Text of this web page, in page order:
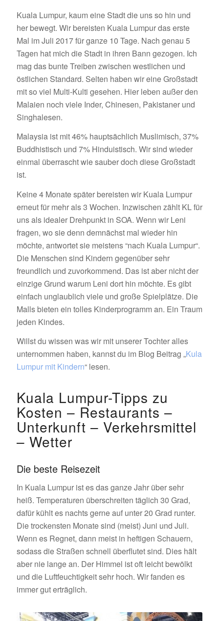
Kuala Lumpur, kaum eine Stadt die uns so hin und
her bewegt. Wir bereisten Kuala Lumpur das erste
Mal im Juli 2017 für ganze 10 Tage. Nach genau 5
Tagen hat mich die Stadt in ihren Bann gezogen. Ich
mag das bunte Treiben zwischen westlichen und
östlichen Standard. Selten haben wir eine Großstadt
mit so viel Multi-Kulti gesehen. Hier leben außer den
Malaien noch viele Inder, Chinesen, Pakistaner und
Singhalesen.
Malaysia ist mit 46% hauptsächlich Muslimisch, 37%
Buddhistisch und 7% Hinduistisch. Wir sind wieder
einmal überrascht wie sauber doch diese Großstadt
ist.
Keine 4 Monate später bereisten wir Kuala Lumpur
erneut für mehr als 3 Wochen. Inzwischen zählt KL für
uns als idealer Drehpunkt in SOA. Wenn wir Leni
fragen, wo sie denn demnächst mal wieder hin
möchte, antwortet sie meistens “nach Kuala Lumpur“.
Die Menschen sind Kindern gegenüber sehr
freundlich und zuvorkommend. Das ist aber nicht der
einzige Grund warum Leni dort hin möchte. Es gibt
einfach unglaublich viele und große Spielplätze. Die
Malls bieten ein tolles Kinderprogramm an. Ein Traum
jeden Kindes.
Willst du wissen was wir mit unserer Tochter alles
unternommen haben, kannst du im Blog Beitrag „Kula
Lumpur mit Kindern“ lesen.
Kuala Lumpur-Tipps zu
Kosten – Restaurants –
Unterkunft – Verkehrsmittel
– Wetter
Die beste Reisezeit
In Kuala Lumpur ist es das ganze Jahr über sehr
heiß. Temperaturen überschreiten täglich 30 Grad,
dafür kühlt es nachts gerne auf unter 20 Grad runter.
Die trockensten Monate sind (meist) Juni und Juli.
Wenn es Regnet, dann meist in heftigen Schauern,
sodass die Straßen schnell überflutet sind. Dies hält
aber nie lange an. Der Himmel ist oft leicht bewölkt
und die Luftfeuchtigkeit sehr hoch. Wir fanden es
immer gut erträglich.